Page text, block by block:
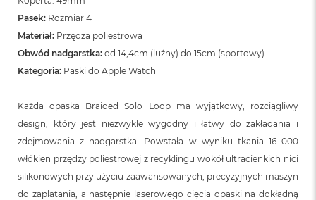
Pasek: Rozmiar 4
Materiał: Przędza poliestrowa
Obwód nadgarstka: od 14,4cm (luźny) do 15cm (sportowy)
Kategoria: Paski do Apple Watch
Każda opaska Braided Solo Loop ma wyjątkowy, rozciągliwy
design, który jest niezwykle wygodny i łatwy do zakładania i
zdejmowania z nadgarstka. Powstała w wyniku tkania 16 000
włókien przędzy poliestrowej z recyklingu wokół ultracienkich nici
silikonowych przy użyciu zaawansowanych, precyzyjnych maszyn
do zaplatania, a następnie laserowego cięcia opaski na dokładną